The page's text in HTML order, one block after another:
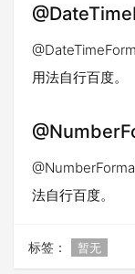
用法自行百度。
法自行百度。
标签： 暂无